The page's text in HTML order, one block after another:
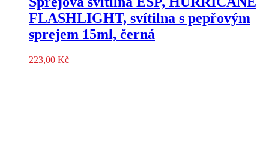
FLASHLIGHT, svítilna s pepřovým
sprejem 15ml, černá
223,00 Kč